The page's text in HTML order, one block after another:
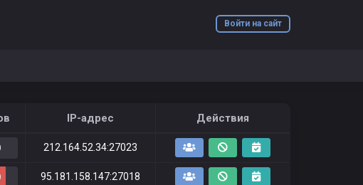
Войти на сайт
IP-адрес Действия
212.164.52.34:27023
95.181.158.147:27018